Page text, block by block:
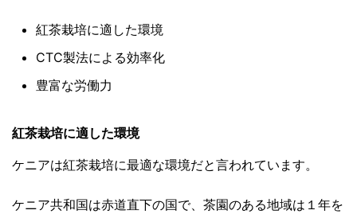
紅茶栽培に適した環境
CTC製法による効率化
豊富な労働力
紅茶栽培に適した環境
ケニアは紅茶栽培に最適な環境だと言われています。
ケニア共和国は赤道直下の国で、茶園のある地域は１年を